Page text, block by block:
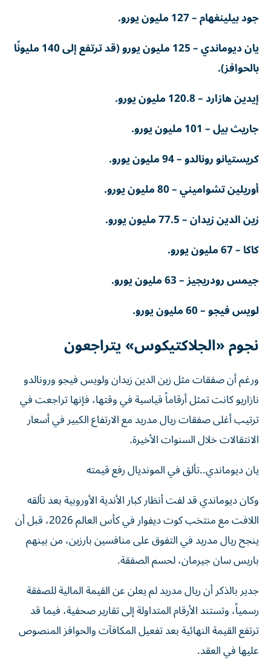
جود بيلينغهام – 127 مليون يورو.
يان ديوماندي – 125 مليون يورو (قد ترتفع إلى 140 مليونًا
بالحوافز).
إيدين هازارد – 120.8 مليون يورو.
جاريث بيل – 101 مليون يورو.
كريستيانو رونالدو – 94 مليون يورو.
أوريلين تشواميني – 80 مليون يورو.
زين الدين زيدان – 77.5 مليون يورو.
كاكا – 67 مليون يورو.
جيمس رودريجيز – 63 مليون يورو.
لويس فيجو – 60 مليون يورو.
نجوم «الجلاكتيكوس» يتراجعون
ورغم أن صفقات مثل زين الدين زيدان ولويس فيجو ورونالدو
نازاريو كانت تمثل أرقاماً قياسية في وقتها، فإنها تراجعت في
ترتيب أغلى صفقات ريال مدريد مع الارتفاع الكبير في أسعار
الانتقالات خلال السنوات الأخيرة.
يان ديوماندي..تألق في المونديال رفع قيمته
وكان ديوماندي قد لفت أنظار كبار الأندية الأوروبية بعد تألقه
اللافت مع منتخب كوت ديفوار في كأس العالم 2026، قبل أن
ينجح ريال مدريد في التفوق على منافسين بارزين، من بينهم
باريس سان جيرمان، لحسم الصفقة.
جدير بالذكر أن ريال مدريد لم يعلن عن القيمة المالية للصفقة
رسمياً، وتستند الأرقام المتداولة إلى تقارير صحفية، فيما قد
ترتفع القيمة النهائية بعد تفعيل المكافآت والحوافز المنصوص
عليها في العقد.